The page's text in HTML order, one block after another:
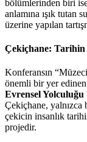
bölümlerinden biri
anlamına ışık tutan
üzerine yapılan
Çekiçhane: Tarihin
Konferansın
önemli bir yer edinen
Evrensel Yolculuğu
Çekiçhane, yalnızca
çekicin insanlık
projedir.